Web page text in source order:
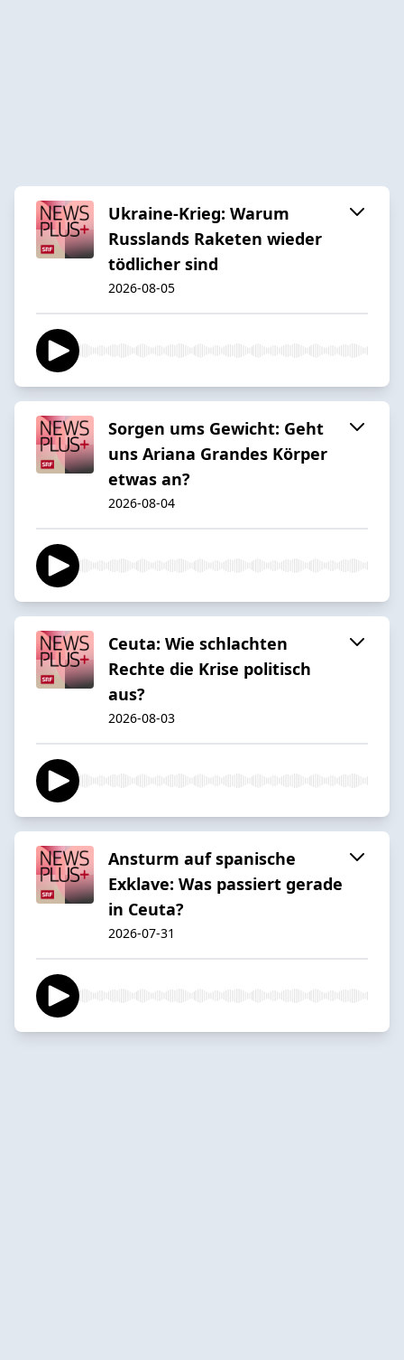
Ukraine-Krieg: Warum
Russlands Raketen wieder
tödlicher sind
2026-08-05
Sorgen ums Gewicht: Geht
uns Ariana Grandes Körper
etwas an?
2026-08-04
Ceuta: Wie schlachten
Rechte die Krise politisch
aus?
2026-08-03
Ansturm auf spanische
Exklave: Was passiert gerade
in Ceuta?
2026-07-31